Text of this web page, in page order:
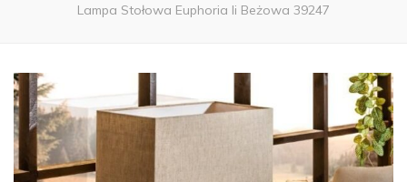
Lampa Stołowa Euphoria Ii Beżowa 39247